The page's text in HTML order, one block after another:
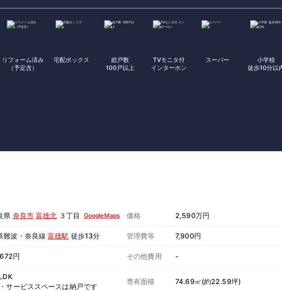
リフォーム済み
（予定含）
宅配ボックス
総戸数
100戸以上
TVモニタ付
インターホン
スーパー
小学校
徒歩10分以
県 奈良市 富雄北 ３丁目 GoogleMaps 価格 2,590万円
難波・奈良線富雄駅 徒歩13分 管理費等 7,900円
円 その他費用 -
サービススペースは納戸です
専有面積 74.69㎡(約22.59坪)